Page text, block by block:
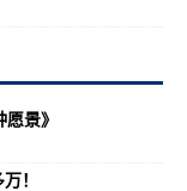
景》
！